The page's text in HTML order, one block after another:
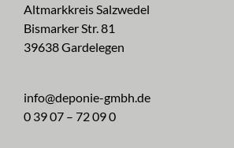
Altmarkkreis Salzwedel
Bismarker Str. 81
39638 Gardelegen
info@deponie-gmbh.de
0 39 07 – 72 09 0